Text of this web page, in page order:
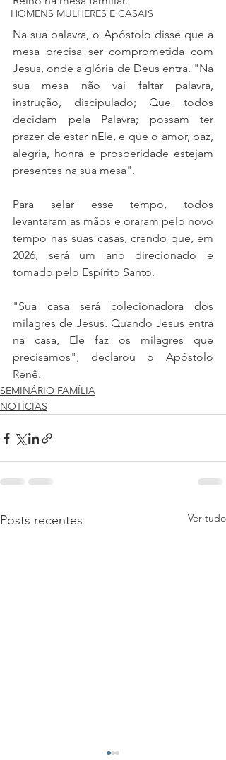
HOMENS MULHERES E CASAIS
Na sua palavra, o Apóstolo disse que a
mesa precisa ser comprometida com
Jesus, onde a glória de Deus entra. "Na
sua mesa não vai faltar palavra,
instrução, discipulado; Que todos
decidam pela Palavra; possam ter
prazer de estar nEle, e que o amor, paz,
alegria, honra e prosperidade estejam
presentes na sua mesa".
Para selar esse tempo, todos
levantaram as mãos e oraram pelo novo
tempo nas suas casas, crendo que, em
2026, será um ano direcionado e
tomado pelo Espírito Santo.
"Sua casa será colecionadora dos
milagres de Jesus. Quando Jesus entra
na casa, Ele faz os milagres que
precisamos", declarou o Apóstolo
Renê.
SEMINÁRIO FAMÍLIA
NOTÍCIAS
Posts recentes Ver tudo